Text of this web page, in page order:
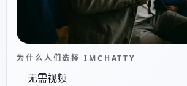
为什么人们选择 IMCHATTY
无需视频